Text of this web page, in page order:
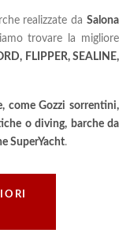
realizzate daSalona
trovare la migliore
FLIPPER, SEALINE,
come Gozzi sorrentini,
o diving, barche da
SuperYacht.